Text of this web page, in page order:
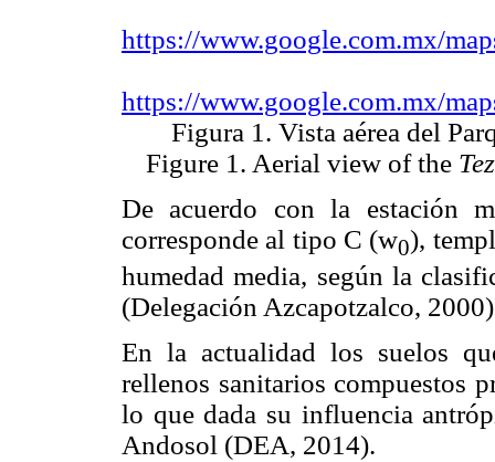
https://www.google.com.mx/
https://www.google.com.mx/
Figura 1. Vista aérea del
Figure 1. Aerial view of the
De acuerdo con la estación
corresponde al tipo C (w0),
humedad media, según la
(Delegación Azcapotzalco,
En la actualidad los suelos
rellenos sanitarios compuestos
lo que dada su influencia
Andosol (DEA, 2014).